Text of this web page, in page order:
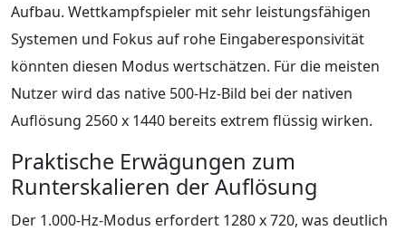
Aufbau. Wettkampfspieler mit sehr leistungsfähigen
Systemen und Fokus auf rohe Eingaberesponsivität
könnten diesen Modus wertschätzen. Für die meisten
Nutzer wird das native 500-Hz-Bild bei der nativen
Auflösung 2560 x 1440 bereits extrem flüssig wirken.
Praktische Erwägungen zum
Runterskalieren der Auflösung
Der 1.000-Hz-Modus erfordert 1280 x 720, was deutlich